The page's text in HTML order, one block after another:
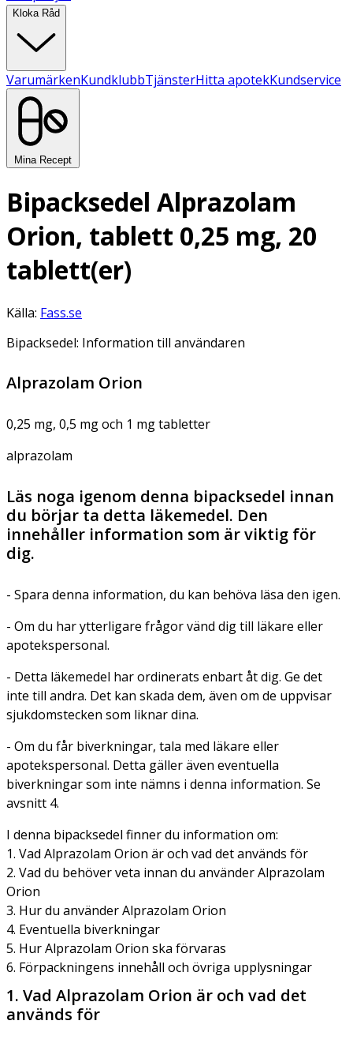
Kloka Råd
VarumärkenKundklubbTjänsterHitta apotekKundservice
Mina Recept
Bipacksedel Alprazolam
Orion, tablett 0,25 mg, 20
tablett(er)
Källa: Fass.se
Bipacksedel: Information till användaren
Alprazolam Orion
0,25 mg, 0,5 mg och 1 mg tabletter
alprazolam
Läs noga igenom denna bipacksedel innan
du börjar ta detta läkemedel. Den
innehåller information som är viktig för
dig.
- Spara denna information, du kan behöva läsa den igen.
- Om du har ytterligare frågor vänd dig till läkare eller
apotekspersonal.
- Detta läkemedel har ordinerats enbart åt dig. Ge det
inte till andra. Det kan skada dem, även om de uppvisar
sjukdomstecken som liknar dina.
- Om du får biverkningar, tala med läkare eller
apotekspersonal. Detta gäller även eventuella
biverkningar som inte nämns i denna information. Se
avsnitt 4.
I denna bipacksedel finner du information om:
1. Vad Alprazolam Orion är och vad det används för
2. Vad du behöver veta innan du använder Alprazolam
Orion
3. Hur du använder Alprazolam Orion
4. Eventuella biverkningar
5. Hur Alprazolam Orion ska förvaras
6. Förpackningens innehåll och övriga upplysningar
1. Vad Alprazolam Orion är och vad det
används för